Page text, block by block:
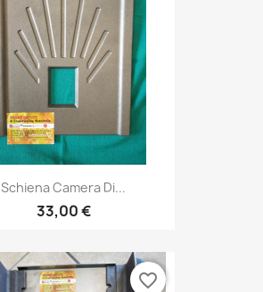
Schiena Camera Di...
33,00 €
favorite_border